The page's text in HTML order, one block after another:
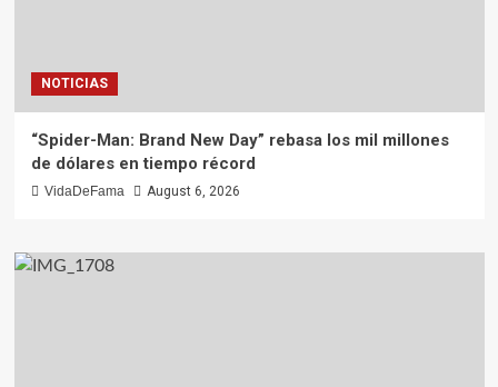
NOTICIAS
“Spider-Man: Brand New Day” rebasa los mil millones
de dólares en tiempo récord
VidaDeFama August 6, 2026